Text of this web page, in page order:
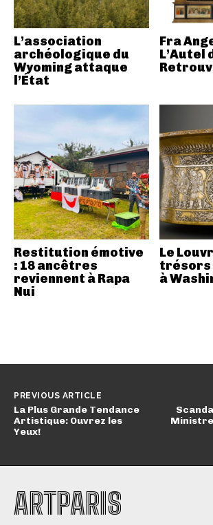
L’association
archéologique du
Wyoming attaque
l’État
Fra
L’Autel
Restitution émotive
: 18 ancêtres
reviennent à Rapa
Nui
Le
trésors
à
PREVIOUS ARTICLE
La Plus Grande Tendance
Artistique: Ouvrez les
Yeux!
ARTPARIS